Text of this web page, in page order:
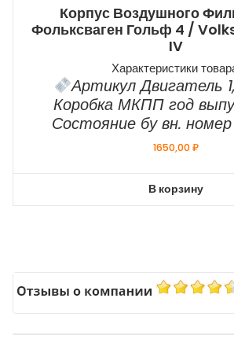
Корпус Воздушного
Фольксваген Гольф 4 /
IV
Характеристики
Артикул Двигатель
Коробка МКПП год
Состояние бу вн.
1650,00₽
В корзину